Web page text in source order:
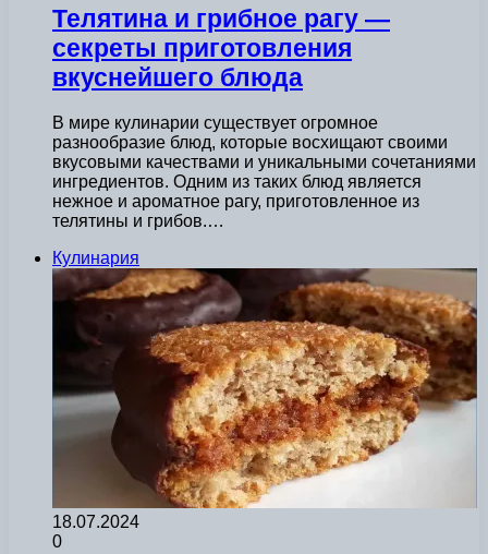
Телятина и грибное рагу —
секреты приготовления
вкуснейшего блюда
В мире кулинарии существует огромное
разнообразие блюд, которые восхищают своими
вкусовыми качествами и уникальными сочетаниями
ингредиентов. Одним из таких блюд является
нежное и ароматное рагу, приготовленное из
телятины и грибов.…
Кулинария
18.07.2024
0